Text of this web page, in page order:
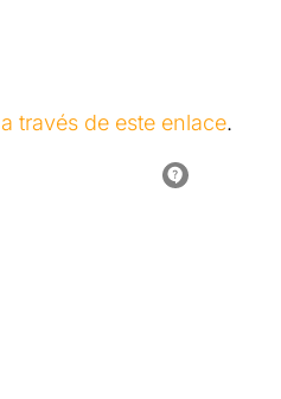
a través de este enlace.